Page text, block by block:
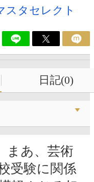
スタセレクト
日記(0)
あ、芸術
受験に関係